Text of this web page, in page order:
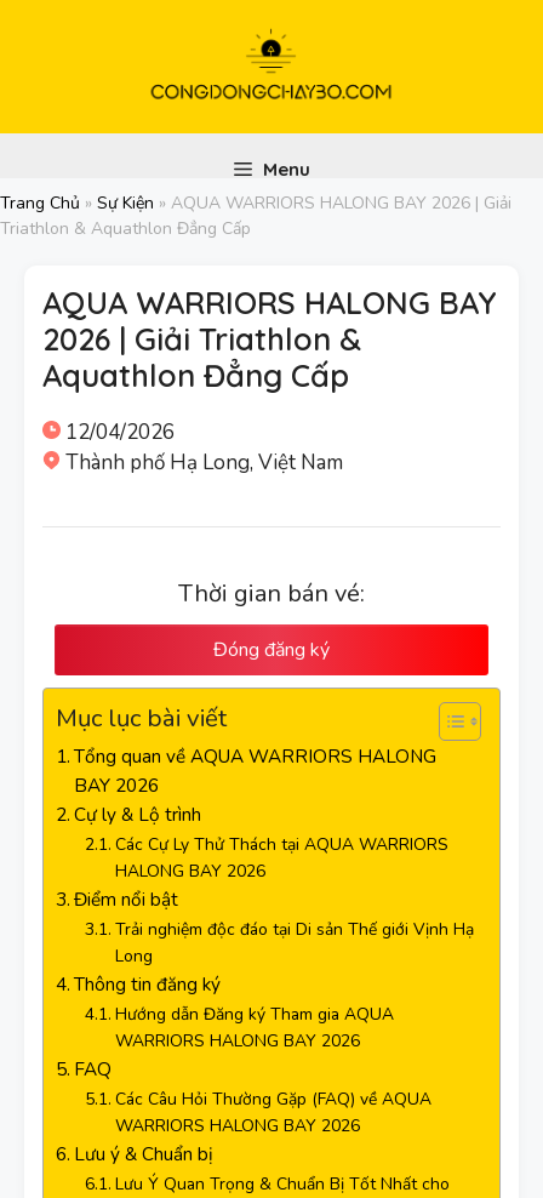
Menu
Trang Chủ » Sự Kiện » AQUA WARRIORS HALONG BAY 2026 | Giải
Triathlon & Aquathlon Đẳng Cấp
AQUA WARRIORS HALONG BAY
2026 | Giải Triathlon &
Aquathlon Đẳng Cấp
12/04/2026
Thành phố Hạ Long, Việt Nam
Thời gian bán vé:
Đóng đăng ký
Mục lục bài viết
Tổng quan về AQUA WARRIORS HALONG
BAY 2026
Cự ly & Lộ trình
Các Cự Ly Thử Thách tại AQUA WARRIORS
HALONG BAY 2026
Điểm nổi bật
Trải nghiệm độc đáo tại Di sản Thế giới Vịnh Hạ
Long
Thông tin đăng ký
Hướng dẫn Đăng ký Tham gia AQUA
WARRIORS HALONG BAY 2026
FAQ
Các Câu Hỏi Thường Gặp (FAQ) về AQUA
WARRIORS HALONG BAY 2026
Lưu ý & Chuẩn bị
Lưu Ý Quan Trọng & Chuẩn Bị Tốt Nhất cho